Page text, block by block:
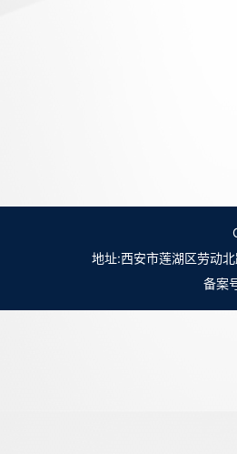
地址:西安市莲湖区劳动
备案